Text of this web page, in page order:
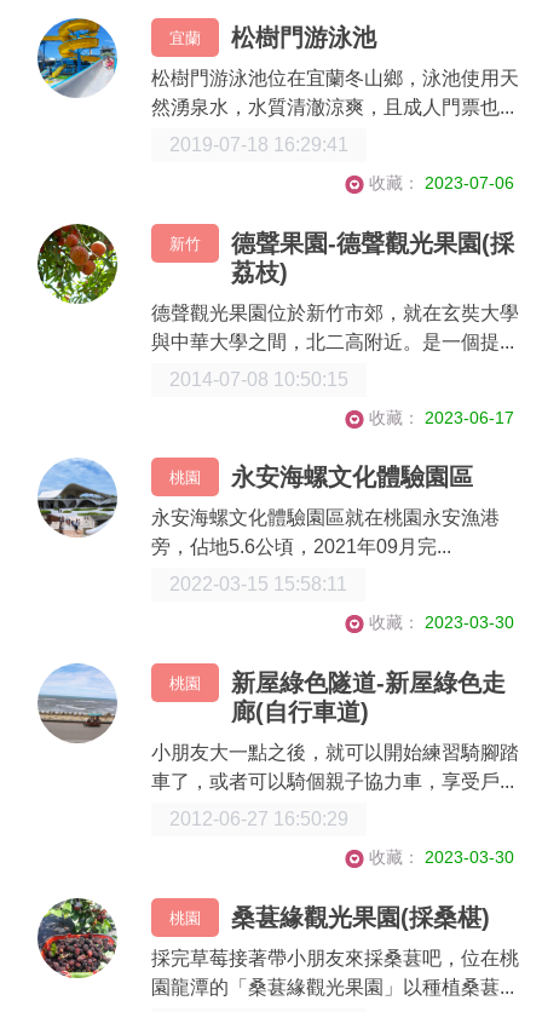
宜蘭 松樹門游泳池
松樹門游泳池位在宜蘭冬山鄉，泳池使用天
然湧泉水，水質清澈涼爽，且成人門票也...
2019-07-18 16:29:41
收藏： 2023-07-06
新竹
德聲果園-德聲觀光果園(採
荔枝)
德聲觀光果園位於新竹市郊，就在玄奘大學
與中華大學之間，北二高附近。是一個提...
2014-07-08 10:50:15
收藏： 2023-06-17
桃園 永安海螺文化體驗園區
永安海螺文化體驗園區就在桃園永安漁港
旁，佔地5.6公頃，2021年09月完...
2022-03-15 15:58:11
收藏： 2023-03-30
桃園
新屋綠色隧道-新屋綠色走
廊(自行車道)
小朋友大一點之後，就可以開始練習騎腳踏
車了，或者可以騎個親子協力車，享受戶...
2012-06-27 16:50:29
收藏： 2023-03-30
桃園 桑葚緣觀光果園(採桑椹)
採完草莓接著帶小朋友來採桑葚吧，位在桃
園龍潭的「桑葚緣觀光果園」以種植桑葚...